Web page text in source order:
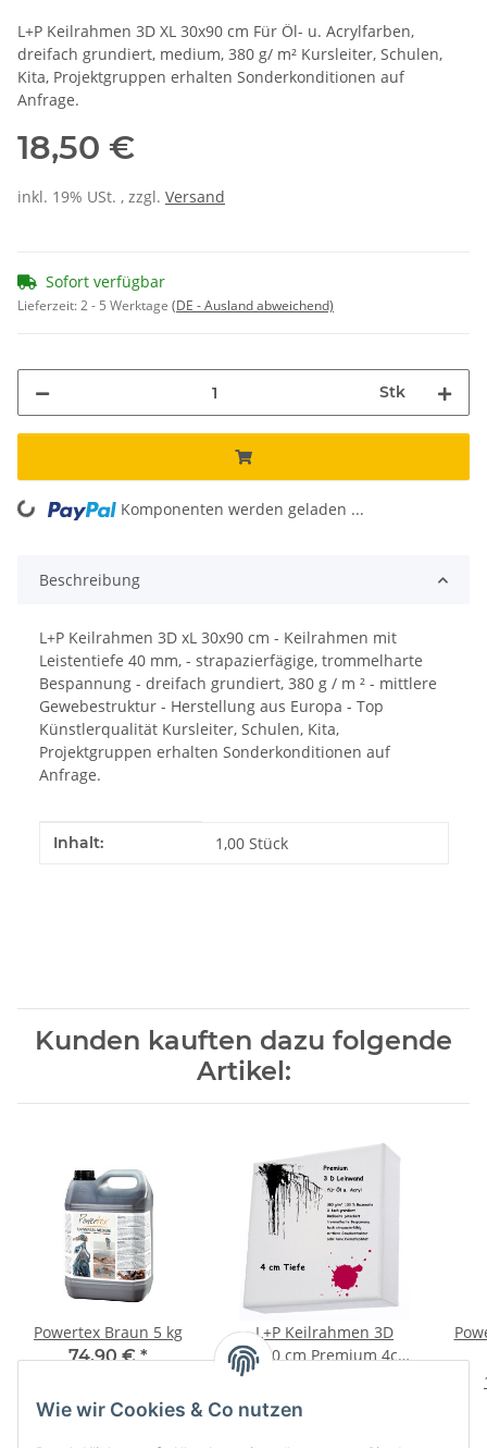
Wie wir Cookies & Co nutzen
L+P Keilrahmen 3D XL 30x90 cm Für Öl- u. Acrylfarben,
dreifach grundiert, medium, 380 g/ m² Kursleiter, Schulen,
Kita, Projektgruppen erhalten Sonderkonditionen auf
Anfrage.
18,50 €
inkl. 19% USt. , zzgl. Versand
Sofort verfügbar
Lieferzeit:2 - 5 Werktage (DE - Ausland abweichend)
Stk
Loading... Komponenten werden geladen ...
Beschreibung
L+P Keilrahmen 3D xL 30x90 cm - Keilrahmen mit
Leistentiefe 40 mm, - strapazierfägige, trommelharte
Bespannung - dreifach grundiert, 380 g / m ² - mittlere
Gewebestruktur - Herstellung aus Europa - Top
Künstlerqualität Kursleiter, Schulen, Kita,
Projektgruppen erhalten Sonderkonditionen auf
Anfrage.
Produkteigenschaft
Wert
Inhalt: 1,00 Stück
Kunden kauften dazu folgende
Artikel:
Powertex Braun 5 kg
74,90 €*
L+P Keilrahmen 3D
40x60 cm Premium 4cm